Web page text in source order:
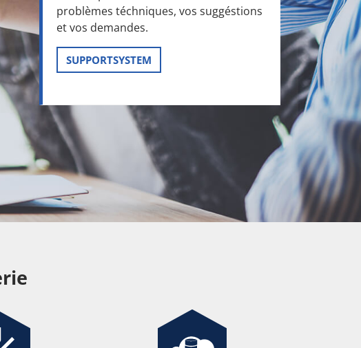
problèmes téchniques, vos suggéstions
et vos demandes.
SUPPORTSYSTEM